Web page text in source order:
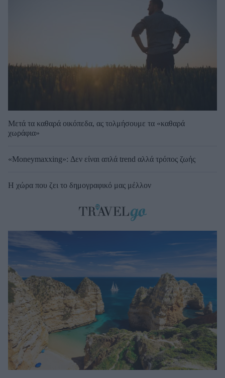
Μετά τα καθαρά οικόπεδα, ας τολμήσουμε τα «καθαρά
χωράφια»
«Moneymaxxing»: Δεν είναι απλά trend αλλά τρόπος ζωής
Η χώρα που ζει το δημογραφικό μας μέλλον